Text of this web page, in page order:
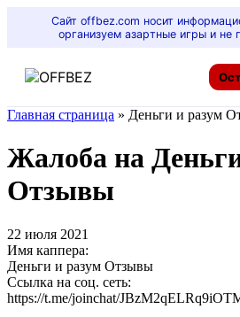
Сайт offbez.com носит
организуем азартные игры и не
Главная страница » Деньги и разум
Жалоба на
Отзывы
22 июля 2021
Имя каппера:
Деньги и разум Отзывы
Ссылка на соц. сеть:
https://t.me/joinchat/